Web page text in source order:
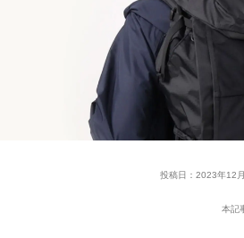
投稿日：2023年12
本記